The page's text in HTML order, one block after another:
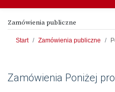
Zamówienia publiczne
Start Zamówienia publiczne
Zamówienia Poniżej